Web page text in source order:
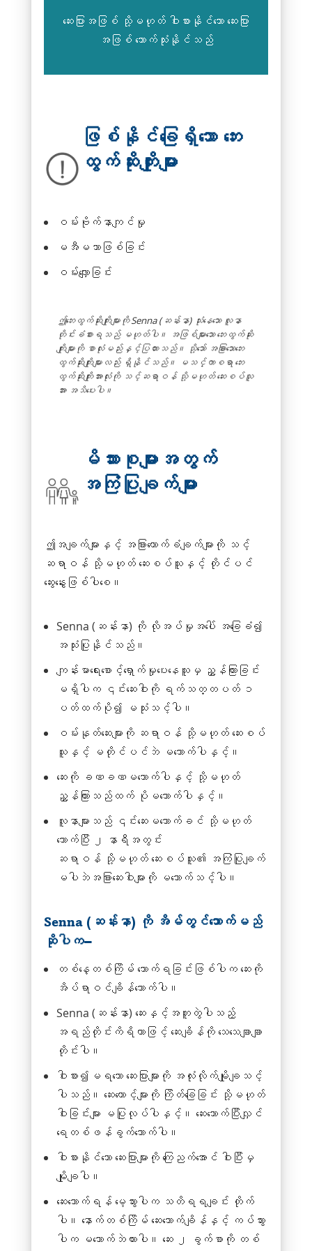
ဆေးပြားအဖြစ် သို့မဟုတ် ဝါးစားနိုင်သော ဆေးပြား
အဖြစ် သောက်သုံးနိုင်သည်
ဖြစ်နိုင်ခြေရှိသော ဘေး
ထွက်ဆိုးကျိုးများ
ဝမ်းဗိုက်နာကျင်မှု
မအီမသာဖြစ်ခြင်း
ဝမ်းလျှောခြင်း
ဤဘေးထွက်ဆိုးကျိုးများကို Senna (ဆန်းနာ) သုံးနေသော လူနာ
တိုင်းခံစားရသည် မဟုတ်ပါ။ အဖြစ်များသော ဘေးထွက်ဆိုး
ကျိုးများကို စာလုံးမည်းနှင့်ပြထားသည်။ သို့သော် အခြားသောဘေး
ထွက်ဆိုးကျိုးများလည်း ရှိနိုင်သည်။ မသင်္ကာစရာ ဘေး
ထွက်ဆိုးကျိုးအားလုံးကို သင့်ဆရာဝန် သို့မဟုတ် ဆေးစပ်သူ
အား အသိပေးပါ။
မိသားစုများအတွက်
အကြံပြုချက်များ
ဤအချက်များနှင့် အခြားထောက်ခံချက်များကို သင့်
ဆရာဝန် သို့မဟုတ် ဆေးစပ်သူနှင့် တိုင်ပင်
ဆွေးနွေးဖြစ်ပါစေ။
Senna (ဆန်းနာ) ကို လိုအပ်မှုအပေါ် အခြေခံ၍
အသုံးပြုနိုင်သည်။
ကျန်းမာရေးစောင့်ရှောက်မှုပေးနေသူမှ ညွှန်ကြားခြင်း
မရှိပါက ၎င်းဆေးဝါးကို ရက်သတ္တပတ် ၁
ပတ်ထက်ပို၍ မသုံးသင့်ပါ။
ဝမ်းနုတ်ဆေးများကို ဆရာဝန် သို့မဟုတ် ဆေးစပ်
သူနှင့် မတိုင်ပင်ဘဲ မသောက်ပါနှင့်။
ဆေးကို ခဏခဏမသောက်ပါနှင့် သို့မဟုတ်
ညွှန်ကြားသည်ထက် ပိုမသောက်ပါနှင့်။
လူနာများသည် ၎င်းဆေးမသောက်ခင် သို့မဟုတ်
သောက်ပြီး ၂ နာရီအတွင်း
ဆရာဝန် သို့မဟုတ် ဆေးစပ်သူ၏ အကြံပြုချက်
မပါဘဲအခြားဆေးဝါးများကို မသောက်သင့်ပါ။
Senna (ဆန်းနာ) ကို အိမ်တွင်သောက်မည်
ဆိုပါက−
တစ်နေ့တစ်ကြိမ် သောက်ရခြင်းဖြစ်ပါက ဆေးကို
အိပ်ရာဝင်ချိန်သောက်ပါ။
Senna (ဆန်းနာ) ဆေးနှင့်အတူတွဲပါသည့်
အရည်တိုင်းကိရိယာဖြင့် ဆေးချိန်ကို သေသေချာချာ
တိုင်းပါ။
ဝါးစား၍မရသော ဆေးပြားများကို အလုံးလိုက်မျိုချသင့်
ပါသည်။ ဆေးတောင့်များကို ကြိတ်ခြေခြင်း သို့မဟုတ်
ဝါးခြင်းများ မပြုလုပ်ပါနှင့်။ ဆေးသောက်ပြီးလျှင်
ရေတစ်ဖန်ခွက်သောက်ပါ။
ဝါးစားနိုင်သော ဆေးပြားများကို ကြေညက်အောင် ဝါးပြီးမှ
မျိုချပါ။
ဆေးသောက်ရန် မေ့သွားပါက သတိရရချင်း တိုက်
ပါ။ နောက်တစ်ကြိမ် ဆေးသောက်ချိန်နှင့် ကပ်သွား
ပါက မသောက်ဘဲထားပါ။ ဆေး ၂ ခွက်စာကို တစ်